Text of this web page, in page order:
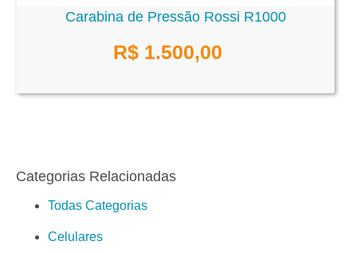
Carabina de Pressão Rossi R1000
R$ 1.500,00
Categorias Relacionadas
Todas Categorias
Celulares